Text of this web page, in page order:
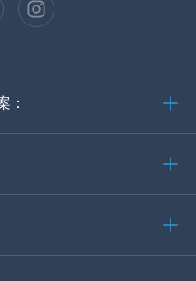
：